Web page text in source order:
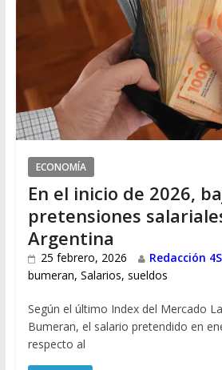
ECONOMÍA
En el inicio de 2026,
pretensiones
Argentina
25 febrero, 2026
Redacción
bumeran, Salarios, sueldos
Según el último Index del Mercado
Bumeran, el salario pretendido en
respecto al